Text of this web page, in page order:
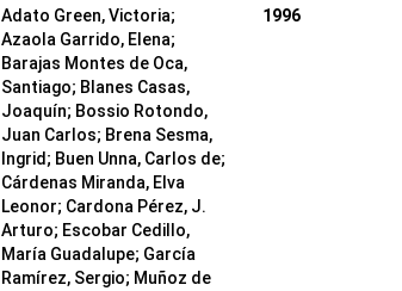
Adato Green, Victoria;
Azaola Garrido, Elena;
Barajas Montes de Oca,
Santiago; Blanes Casas,
Joaquín; Bossio Rotondo,
Juan Carlos; Brena Sesma,
Ingrid; Buen Unna, Carlos de;
Cárdenas Miranda, Elva
Leonor; Cardona Pérez, J.
Arturo; Escobar Cedillo,
María Guadalupe; García
Ramírez, Sergio; Muñoz de
1996